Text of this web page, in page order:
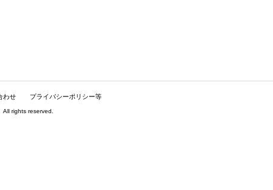
わせ プライバシーポリシー等
All rights reserved.